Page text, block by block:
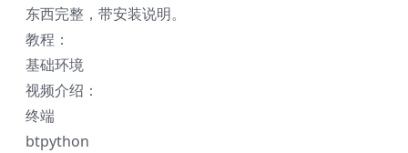
东西完整，带安装说明。
教程：
基础环境
视频介绍：
终端
btpython